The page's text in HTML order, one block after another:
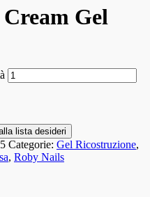
Gel
lista desideri
Categorie: Gel Ricostruzione,
, Roby Nails